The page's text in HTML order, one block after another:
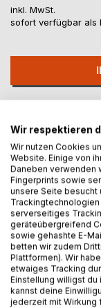
inkl. MwSt.
sofort verfügbar als
Titel bewerten
BESCHREIBUNG
Es ist eine
im Besitz von
braucht als
Wir respektieren
Wir nutzen Cookies
Website. Einige von
Daneben verwenden
Fingerprints sowie
unsere Seite besucht
serverseitiges
geräteübergreifend
sowie gehashte E-
betten wir zudem
Plattformen). Wir
etwaiges Tracking
Einstellung willigst du
kannst deine
jederzeit mit Wirkung